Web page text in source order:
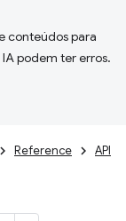
conteúdos para
podem ter erros.
Reference API